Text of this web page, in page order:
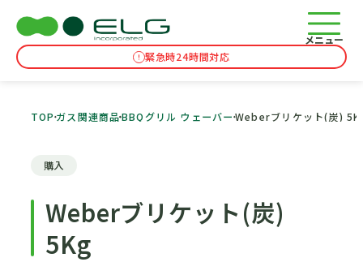
メニュー
緊急時24時間対応
TOPガス関連商品BBQグリル ウェーバーWeberブリケット(炭)
購入
Weberブリケット(炭)
5Kg